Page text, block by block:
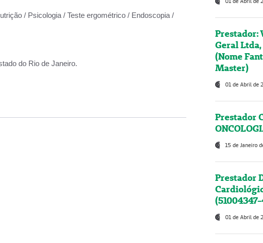
/ Psicologia / Teste ergométrico / Endoscopia /
do Rio de Janeiro.
Prestador:
Geral
(Nome
Master)
01 de Abril de
Prestador
15 de Janeiro
Prestador
01 de Abril de